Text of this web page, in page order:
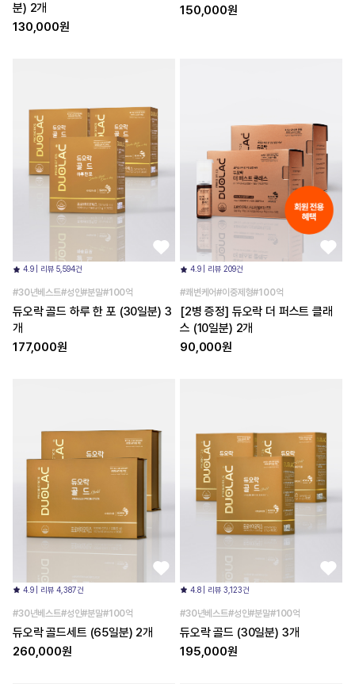
분) 2개
130,000원
150,000원
4.9 | 리뷰 5,594건
#30년베스트#성인#분말#100억
듀오락 골드 하루 한 포 (30일분) 3
개
177,000원
4.9 | 리뷰 209건
#쾌변케어#이중제형#100억
[2병 증정] 듀오락 더 퍼스트 클래
스 (10일분) 2개
90,000원
4.9 | 리뷰 4,387건
#30년베스트#성인#분말#100억
듀오락 골드세트 (65일분) 2개
260,000원
4.8 | 리뷰 3,123건
#30년베스트#성인#분말#100억
듀오락 골드 (30일분) 3개
195,000원